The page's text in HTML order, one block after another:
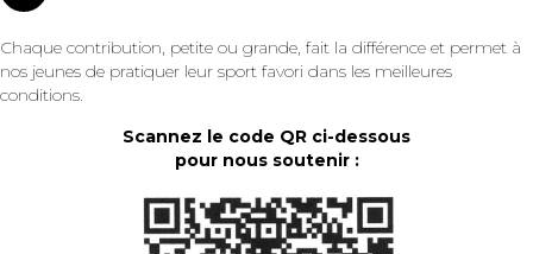
Chaque contribution, petite ou grande, fait la différence et permet à
nos jeunes de pratiquer leur sport favori dans les meilleures
conditions.
Scannez le code QR ci-dessous
pour nous soutenir :